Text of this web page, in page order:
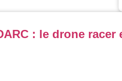
: le drone racer